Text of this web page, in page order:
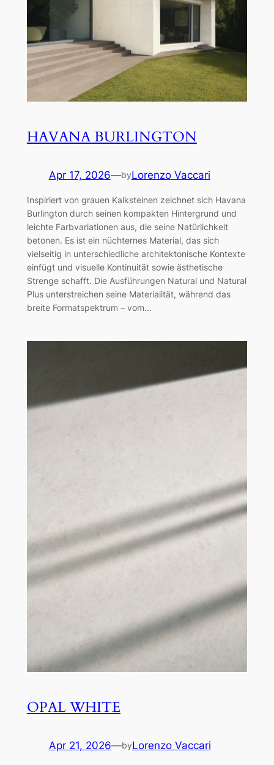
HAVANA BURLINGTON
Apr 17, 2026—byLorenzo Vaccari
Inspiriert von grauen Kalksteinen zeichnet sich Havana
Burlington durch seinen kompakten Hintergrund und
leichte Farbvariationen aus, die seine Natürlichkeit
betonen. Es ist ein nüchternes Material, das sich
vielseitig in unterschiedliche architektonische Kontexte
einfügt und visuelle Kontinuität sowie ästhetische
Strenge schafft. Die Ausführungen Natural und Natural
Plus unterstreichen seine Materialität, während das
breite Formatspektrum – vom…
OPAL WHITE
Apr 21, 2026—byLorenzo Vaccari